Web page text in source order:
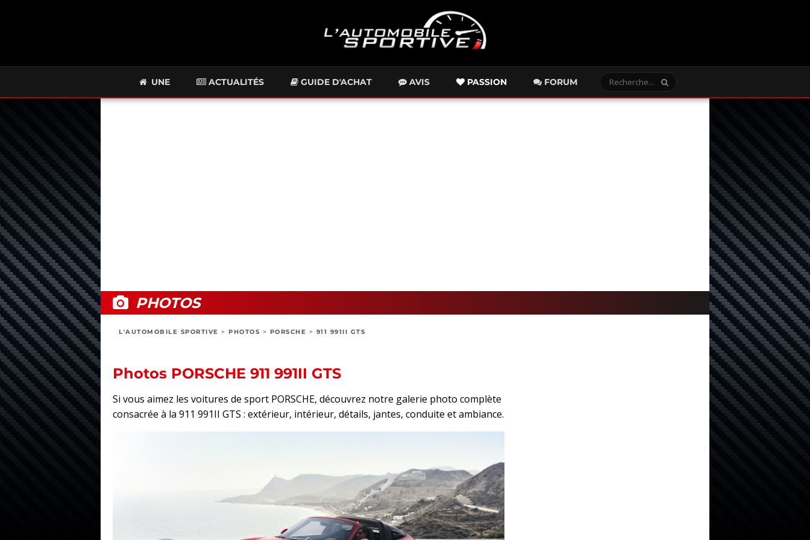
UNE ACTUALITÉS GUIDE D'ACHAT AVIS PASSION FORUM
PHOTOS
L'AUTOMOBILE SPORTIVE > PHOTOS > PORSCHE > 911 991II GTS
Photos PORSCHE 911 991II GTS
Si vous aimez les voitures de sport PORSCHE, découvrez notre galerie photo complète
consacrée à la 911 991II GTS : extérieur, intérieur, détails, jantes, conduite et ambiance.